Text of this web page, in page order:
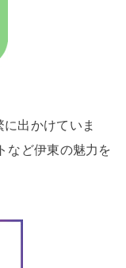
出かけていま
など伊東の魅力を